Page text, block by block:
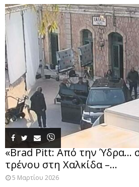
«Brad Pitt: Από την Ύδρα…
τρένου στη Χαλκίδα –...
5 Μαρτίου 2026